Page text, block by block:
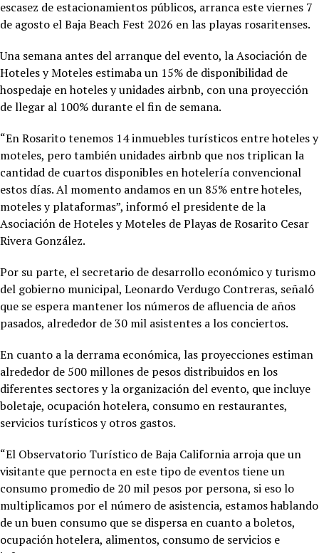
escasez de estacionamientos públicos, arranca este viernes 7
de agosto el Baja Beach Fest 2026 en las playas rosaritenses.
Una semana antes del arranque del evento, la Asociación de
Hoteles y Moteles estimaba un 15% de disponibilidad de
hospedaje en hoteles y unidades airbnb, con una proyección
de llegar al 100% durante el fin de semana.
“En Rosarito tenemos 14 inmuebles turísticos entre hoteles y
moteles, pero también unidades airbnb que nos triplican la
cantidad de cuartos disponibles en hotelería convencional
estos días. Al momento andamos en un 85% entre hoteles,
moteles y plataformas”, informó el presidente de la
Asociación de Hoteles y Moteles de Playas de Rosarito Cesar
Rivera González.
Por su parte, el secretario de desarrollo económico y turismo
del gobierno municipal, Leonardo Verdugo Contreras, señaló
que se espera mantener los números de afluencia de años
pasados, alrededor de 30 mil asistentes a los conciertos.
En cuanto a la derrama económica, las proyecciones estiman
alrededor de 500 millones de pesos distribuidos en los
diferentes sectores y la organización del evento, que incluye
boletaje, ocupación hotelera, consumo en restaurantes,
servicios turísticos y otros gastos.
“El Observatorio Turístico de Baja California arroja que un
visitante que pernocta en este tipo de eventos tiene un
consumo promedio de 20 mil pesos por persona, si eso lo
multiplicamos por el número de asistencia, estamos hablando
de un buen consumo que se dispersa en cuanto a boletos,
ocupación hotelera, alimentos, consumo de servicios e